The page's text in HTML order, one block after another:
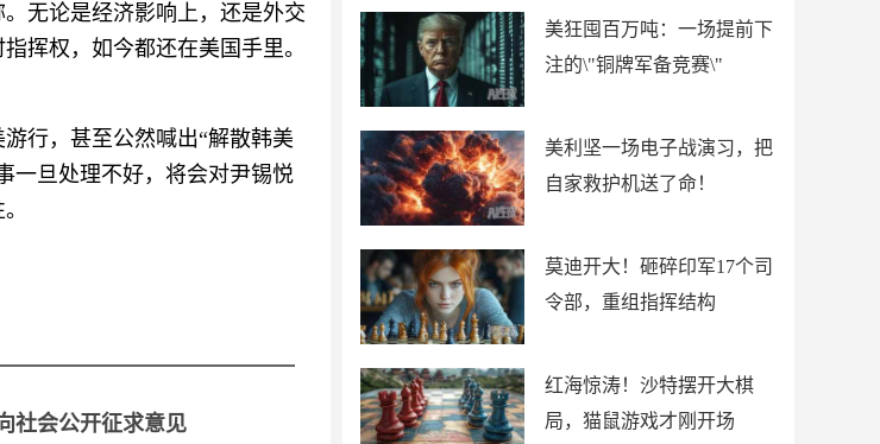
无论是经济影响上，还是外交
挥权，如今都还在美国手里。
行，甚至公然喊出“解散韩美
一旦处理不好，将会对尹锡悦
美狂囤百万吨：一场提前下
注的\"铜牌军备竞赛\"
美利坚一场电子战演习，把
自家救护机送了命！
莫迪开大！砸碎印军17个司
令部，重组指挥结构
红海惊涛！沙特摆开大棋
局，猫鼠游戏才刚开场
社会公开征求意见